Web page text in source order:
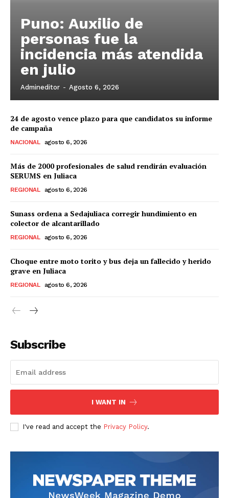
SUSCRIBETE
Diario los Andes
Nosotros
Puno: Auxilio de
personas fue la
incidencia más atendida
en julio
Admineditor - Agosto 6, 2026
24 de agosto vence plazo para que candidatos su informe
de campaña
NACIONAL agosto 6, 2026
Más de 2000 profesionales de salud rendirán evaluación
SERUMS en Juliaca
REGIONAL agosto 6, 2026
Sunass ordena a Sedajuliaca corregir hundimiento en
colector de alcantarillado
REGIONAL agosto 6, 2026
Choque entre moto torito y bus deja un fallecido y herido
grave en Juliaca
REGIONAL agosto 6, 2026
Subscribe
I WANT IN
I've read and accept the Privacy Policy.